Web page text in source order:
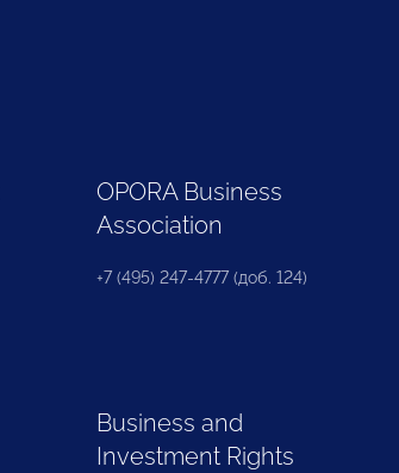
OPORA Business
Association
+7 (495) 247-4777 (доб. 124)
Business and
Investment Rights